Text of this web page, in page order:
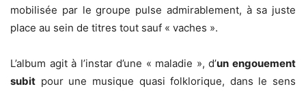
mobilisée par le groupe pulse admirablement, à sa juste
place au sein de titres tout sauf « vaches ».
L’album agit à l’instar d’une « maladie », d’un engouement
subit pour une musique quasi folklorique, dans le sens